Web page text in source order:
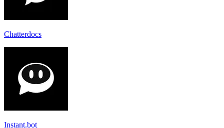
Chatterdocs
Instant.bot